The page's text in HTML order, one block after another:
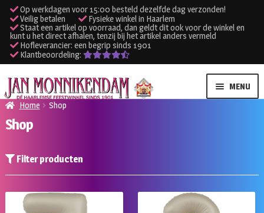
Op werkdagen voor 15:00 besteld dezelfde dag verzonden!
Veilig betalen
Fysieke winkel in Haarlem
Staat een artikel op voorraad, dan geldt dit ook voor de winkel en
kunt u het direct afhalen, tenzij bij het artikel anders vermeld
Hofleverancier: een begrip sinds 1901
Klantbeoordeling:
Ga
door
naar
navigatie
Ga
naar
de
inhoud
MENU
Verhuur apparatuur
Home Shop
Shop
Filter producten